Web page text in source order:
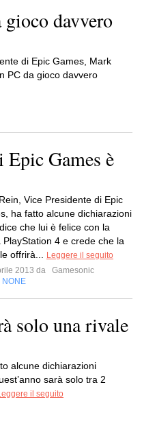
gioco davvero
di Epic Games, Mark
PC da gioco davvero
Games è
Vice Presidente di Epic
ha fatto alcune dichiarazioni
che lui è felice con la
PlayStation 4 e crede che la
offrirà...
Leggere il seguito
2013 da
Gamesonic
NONE
solo una rivale
alcune dichiarazioni
sarà solo tra 2
il seguito